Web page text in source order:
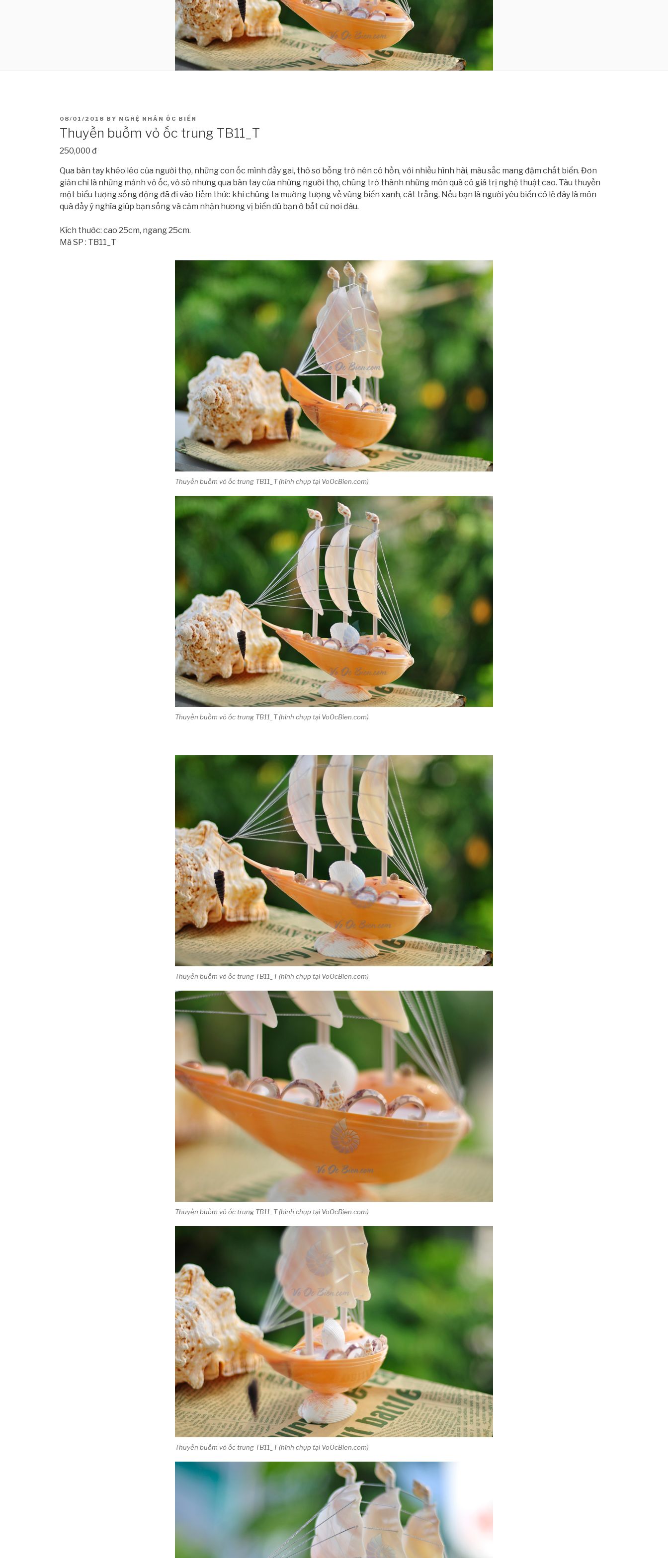
POSTED
ON
08/01/2018 BY NGHỆ NHÂN ỐC BIỂN
Thuyền buồm vỏ ốc trung TB11_T
250,000 đ
Qua bàn tay khéo léo của người thợ, những con ốc mình đầy gai, thô sơ bỗng trở nên có hồn, với nhiều hình hài, màu sắc mang đậm chất biển. Đơn
giản chỉ là những mảnh vỏ ốc, vỏ sò nhưng qua bàn tay của những người thợ, chúng trở thành những món quà có giá trị nghệ thuật cao. Tàu thuyền
một biểu tượng sống động đã đi vào tiềm thức khi chúng ta mường tượng về vùng biển xanh, cát trắng. Nếu bạn là người yêu biển có lẽ đây là món
quà đầy ý nghĩa giúp bạn sống và cảm nhận hương vị biển dù bạn ở bất cứ nơi đâu.
Kích thước: cao 25cm, ngang 25cm.
Mã SP : TB11_T
Thuyền buồm vỏ ốc trung TB11_T (hình chụp tại VoOcBien.com)
Thuyền buồm vỏ ốc trung TB11_T (hình chụp tại VoOcBien.com)
Thuyền buồm vỏ ốc trung TB11_T (hình chụp tại VoOcBien.com)
Thuyền buồm vỏ ốc trung TB11_T (hình chụp tại VoOcBien.com)
Thuyền buồm vỏ ốc trung TB11_T (hình chụp tại VoOcBien.com)